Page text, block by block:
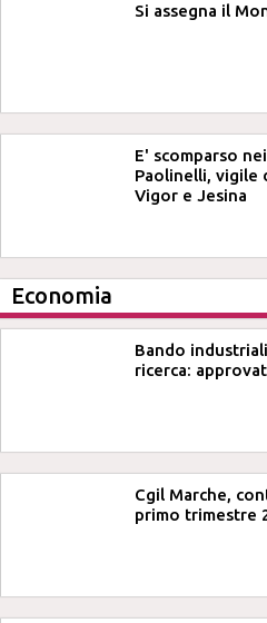
Si assegna il
E' scomparso
Paolinelli, vigile
Vigor e Jesina
Economia
Bando
ricerca:
Cgil Marche,
primo trimestre